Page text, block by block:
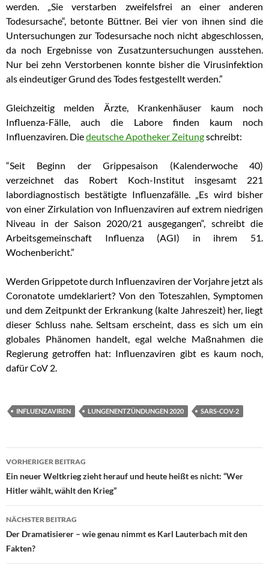
werden. „Sie verstarben zweifelsfrei an einer anderen
Todesursache“, betonte Büttner. Bei vier von ihnen sind die
Untersuchungen zur Todesursache noch nicht abgeschlossen,
da noch Ergebnisse von Zusatzuntersuchungen ausstehen.
Nur bei zehn Verstorbenen konnte bisher die Virusinfektion
als eindeutiger Grund des Todes festgestellt werden.”
Gleichzeitig melden Ärzte, Krankenhäuser kaum noch
Influenza-Fälle, auch die Labore finden kaum noch
Influenzaviren. Diedeutsche Apotheker Zeitungschreibt:
“Seit Beginn der Grippesaison (Kalenderwoche 40)
verzeichnet das Robert Koch-Institut insgesamt 221
labordiagnostisch bestätigte Influenzafälle. „Es wird bisher
von einer Zirkulation von Influenzaviren auf extrem niedrigen
Niveau in der Saison 2020/21 ausgegangen“, schreibt die
Arbeitsgemeinschaft Influenza (AGI) in ihrem 51.
Wochenbericht.”
Werden Grippetote durch Influenzaviren der Vorjahre jetzt als
Coronatote umdeklariert? Von den Toteszahlen, Symptomen
und dem Zeitpunkt der Erkrankung (kalte Jahreszeit) her, liegt
dieser Schluss nahe. Seltsam erscheint, dass es sich um ein
globales Phänomen handelt, egal welche Maßnahmen die
Regierung getroffen hat: Influenzaviren gibt es kaum noch,
dafür CoV 2.
INFLUENZAVIREN LUNGENENTZÜNDUNGEN 2020 SARS-COV-2
Beitragsnavigation
VORHERIGER BEITRAG
Ein neuer Weltkrieg zieht herauf und heute heißt es nicht: “Wer
Hitler wählt, wählt den Krieg”
NÄCHSTER BEITRAG
Der Dramatisierer – wie genau nimmt es Karl Lauterbach mit den
Fakten?